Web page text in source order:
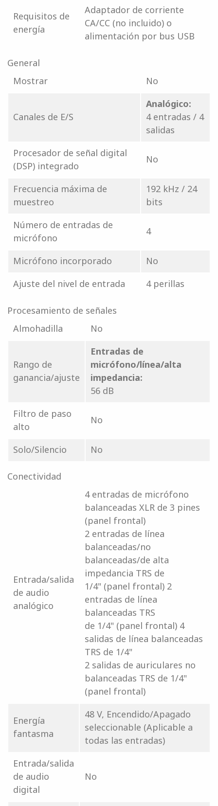
Requisitos de
energía
Adaptador de corriente
CA/CC (no incluido) o
alimentación por bus USB
General
Mostrar
No
Canales de E/S
Analógico:
4 entradas / 4
salidas
Procesador de señal digital
(DSP) integrado
No
Frecuencia máxima de
muestreo
192 kHz / 24
bits
Número de entradas de
micrófono
4
Micrófono incorporado
No
Ajuste del nivel de entrada
4 perillas
Procesamiento de señales
Almohadilla
No
Rango de
ganancia/ajuste
Entradas de
micrófono/línea/alta
impedancia:
56 dB
Filtro de paso
alto
No
Solo/Silencio No
Conectividad
Entrada/salida
de audio
analógico
4 entradas de micrófono
balanceadas XLR de 3 pines
(panel frontal)
2 entradas de línea
balanceadas/no
balanceadas/de alta
impedancia TRS de
1/4" (panel frontal) 2
entradas de línea
balanceadas TRS
de 1/4" (panel frontal) 4
salidas de línea balanceadas
TRS de 1/4"
2 salidas de auriculares no
balanceadas TRS de 1/4"
(panel frontal)
Energía
fantasma
48 V, Encendido/Apagado
seleccionable (Aplicable a
todas las entradas)
Entrada/salida
de audio
digital
No